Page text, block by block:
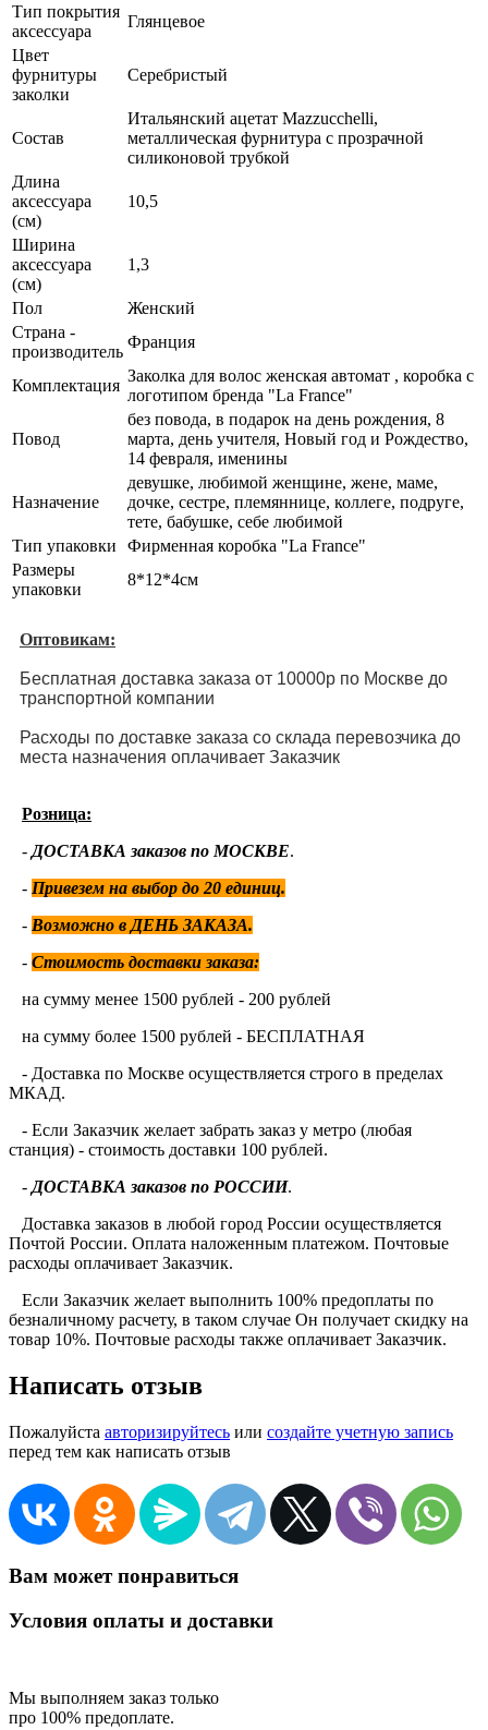
Тип покрытия
аксессуара
Глянцевое
Цвет
фурнитуры
заколки
Серебристый
Состав
Итальянский ацетат Mazzucchelli,
металлическая фурнитура с прозрачной
силиконовой трубкой
Длина
аксессуара
(см)
10,5
Ширина
аксессуара
(см)
1,3
Пол
Женский
Страна -
производитель
Франция
Комплектация
Заколка для волос женская автомат , коробка с
логотипом бренда "La France"
Повод
без повода, в подарок на день рождения, 8
марта, день учителя, Новый год и Рождество,
14 февраля, именины
Назначение
девушке, любимой женщине, жене, маме,
дочке, сестре, племяннице, коллеге, подруге,
тете, бабушке, себе любимой
Тип упаковки
Фирменная коробка "La France"
Размеры
упаковки
8*12*4см
Оптовикам:
Бесплатная доставка заказа от 10000р по Москве до
транспортной компании
Расходы по доставке заказа со склада перевозчика до
места назначения оплачивает Заказчик
Розница:
- ДОСТАВКА заказов по МОСКВЕ.
- Привезем на выбор до 20 единиц.
- Возможно в ДЕНЬ ЗАКАЗА.
- Стоимость доставки заказа:
на сумму менее 1500 рублей - 200 рублей
на сумму более 1500 рублей - БЕСПЛАТНАЯ
- Доставка по Москве осуществляется строго в пределах
МКАД.
- Если Заказчик желает забрать заказ у метро (любая
станция) - стоимость доставки 100 рублей.
- ДОСТАВКА заказов по РОССИИ.
Доставка заказов в любой город России осуществляется
Почтой России. Оплата наложенным платежом. Почтовые
расходы оплачивает Заказчик.
Если Заказчик желает выполнить 100% предоплаты по
безналичному расчету, в таком случае Он получает скидку на
товар 10%. Почтовые расходы также оплачивает Заказчик.
Написать отзыв
Пожалуйста авторизируйтесь или создайте учетную запись
перед тем как написать отзыв
Вам может понравиться
Условия оплаты и доставки
Мы выполняем заказ только
про 100% предоплате.